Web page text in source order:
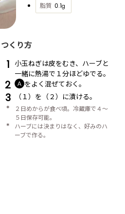
脂質 0.1g
つくり方
1 小玉ねぎは皮をむき、ハーブと
一緒に熱湯で１分ほどゆでる。
2 Ａ をよく混ぜておく。
3 （１）を（２）に漬ける。
＊
２日めからが食べ頃。冷蔵庫で４～
５日保存可能。
＊
ハーブには決まりはなく、好みのハ
ーブで作る。